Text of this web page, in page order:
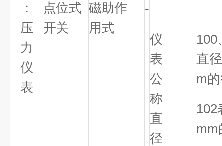
：
压
力
仪
表
点位式
开关
磁助作
用式
-
仪
表
公
称
直
径
100
直
m
102
mm